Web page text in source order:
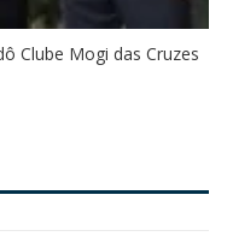
Clube Mogi das Cruzes